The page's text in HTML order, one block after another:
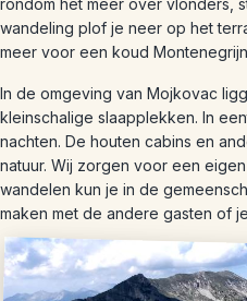
rondom het meer over vlonders,
wandeling plof je neer op het
meer voor een koud
In de omgeving van Mojkovac
kleinschalige slaapplekken. In
nachten. De houten cabins en
natuur. Wij zorgen voor een
wandelen kun je in de
maken met de andere gasten of